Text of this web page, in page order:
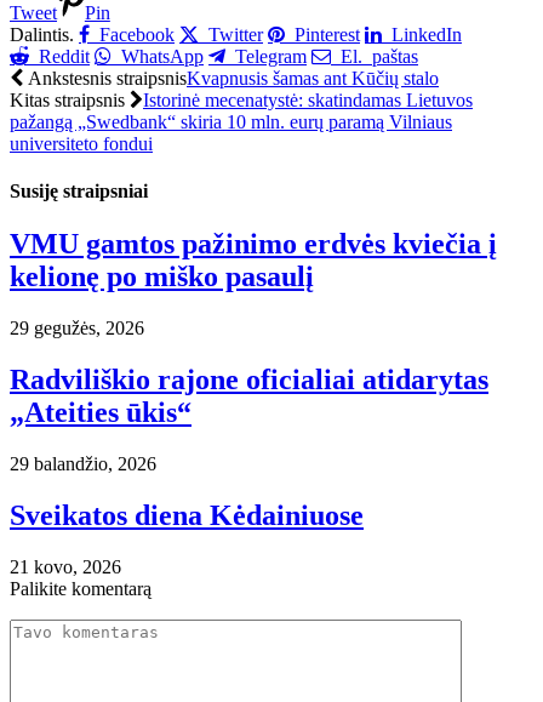
Tweet
Pin
Dalintis.
Facebook Twitter Pinterest
LinkedIn
Reddit
WhatsApp Telegram El. paštas
Ankstesnis straipsnisKvapnusis šamas ant Kūčių stalo
Kitas straipsnis
Istorinė mecenatystė: skatindamas Lietuvos
pažangą „Swedbank“ skiria 10 mln. eurų paramą Vilniaus
universiteto fondui
Susiję straipsniai
VMU gamtos pažinimo erdvės kviečia į
kelionę po miško pasaulį
29 gegužės, 2026
Radviliškio rajone oficialiai atidarytas
„Ateities ūkis“
29 balandžio, 2026
Sveikatos diena Kėdainiuose
21 kovo, 2026
Palikite komentarą